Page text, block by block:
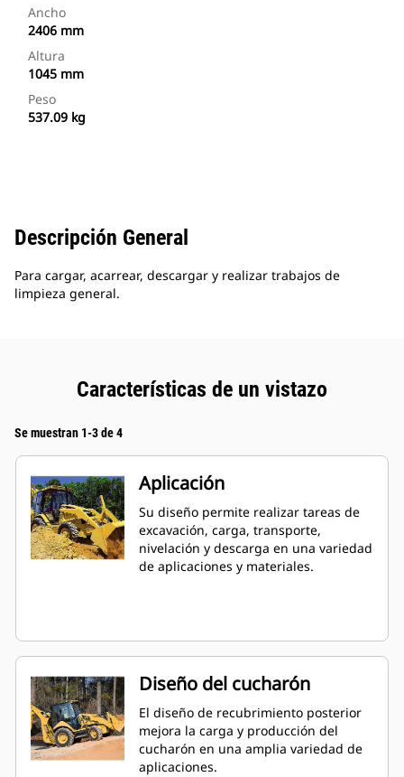
Ancho
2406 mm
Altura
1045 mm
Peso
537.09 kg
Descripción General
Para cargar, acarrear, descargar y realizar trabajos de
limpieza general.
Características de un vistazo
Se muestran 1-3 de 4
Aplicación
Su diseño permite realizar tareas de
excavación, carga, transporte,
nivelación y descarga en una variedad
de aplicaciones y materiales.
Diseño del cucharón
El diseño de recubrimiento posterior
mejora la carga y producción del
cucharón en una amplia variedad de
aplicaciones.